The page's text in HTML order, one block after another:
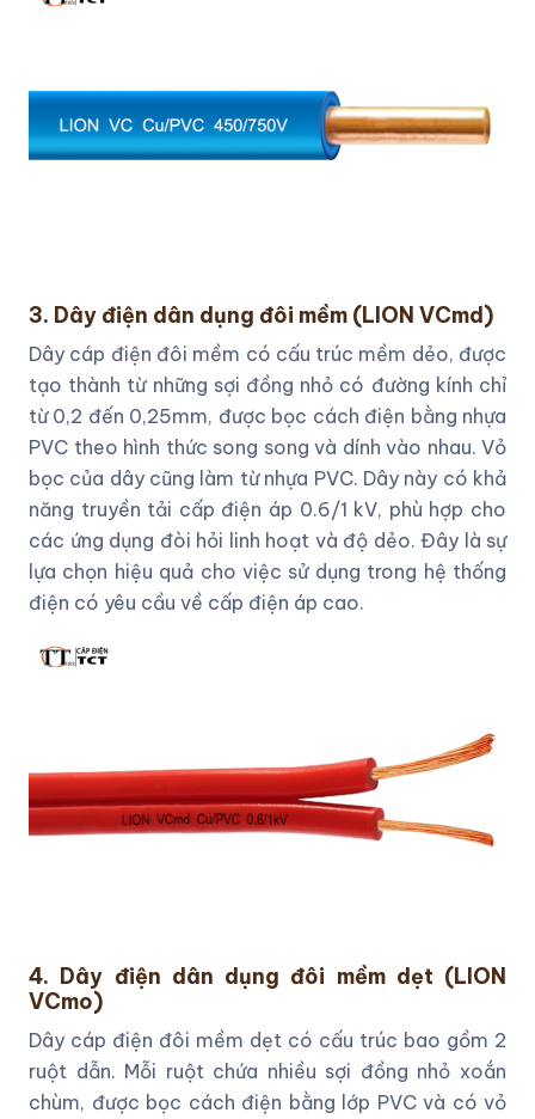
3. Dây điện dân dụng đôi mềm (LION VCmd)
Dây cáp điện đôi mềm có cấu trúc mềm dẻo, được
tạo thành từ những sợi đồng nhỏ có đường kính chỉ
từ 0,2 đến 0,25mm, được bọc cách điện bằng nhựa
PVC theo hình thức song song và dính vào nhau. Vỏ
bọc của dây cũng làm từ nhựa PVC. Dây này có khả
năng truyền tải cấp điện áp 0.6/1 kV, phù hợp cho
các ứng dụng đòi hỏi linh hoạt và độ dẻo. Đây là sự
lựa chọn hiệu quả cho việc sử dụng trong hệ thống
điện có yêu cầu về cấp điện áp cao.
4. Dây điện dân dụng đôi mềm dẹt (LION
VCmo)
Dây cáp điện đôi mềm dẹt có cấu trúc bao gồm 2
ruột dẫn. Mỗi ruột chứa nhiều sợi đồng nhỏ xoắn
chùm, được bọc cách điện bằng lớp PVC và có vỏ